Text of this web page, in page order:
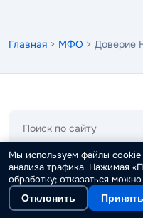
Главная > МФО > Доверие
сайту
Zaim.com
информационный портал
КонтактыО проектеПресса
Мы используем файлы cookie
анализа трафика. Нажимая
обработку; отказаться
Отклонить Принять